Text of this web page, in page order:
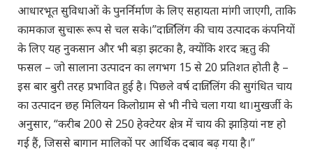
आधारभूत सुविधाओं के पुनर्निर्माण के लिए सहायता मांगी जाएगी, ताकि
कामकाज सुचारू रूप से चल सके।”दार्जिलिंग की चाय उत्पादक कंपनियों
के लिए यह नुकसान और भी बड़ा झटका है, क्योंकि शरद ऋतु की
फसल – जो सालाना उत्पादन का लगभग 15 से 20 प्रतिशत होती है –
इस बार बुरी तरह प्रभावित हुई है। पिछले वर्ष दार्जिलिंग की सुगंधित चाय
का उत्पादन छह मिलियन किलोग्राम से भी नीचे चला गया था।मुखर्जी के
अनुसार, “करीब 200 से 250 हेक्टेयर क्षेत्र में चाय की झाड़ियां नष्ट हो
गई हैं, जिससे बागान मालिकों पर आर्थिक दबाव बढ़ गया है।”